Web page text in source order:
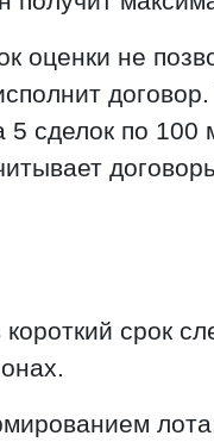
оценки не
сделок по 100
срок